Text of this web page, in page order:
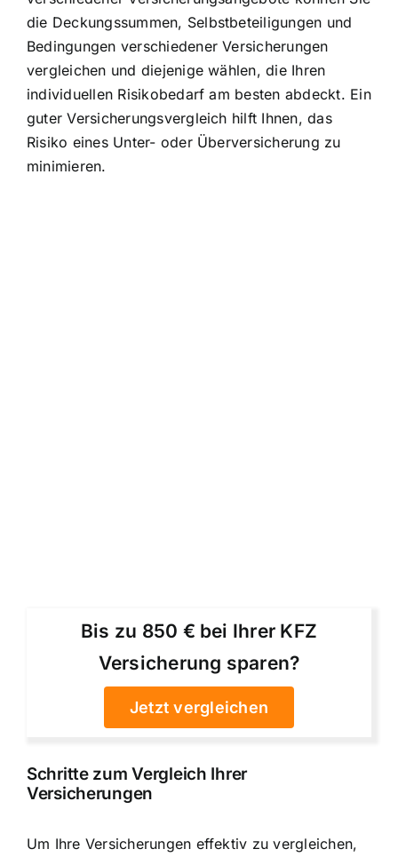
die Deckungssummen, Selbstbeteiligungen und
Bedingungen verschiedener Versicherungen
vergleichen und diejenige wählen, die Ihren
individuellen Risikobedarf am besten abdeckt. Ein
guter Versicherungsvergleich hilft Ihnen, das
Risiko eines Unter- oder Überversicherung zu
minimieren.
Bis zu 850 € bei Ihrer KFZ
Versicherung sparen?
Jetzt vergleichen
Schritte zum Vergleich Ihrer
Versicherungen
Um Ihre Versicherungen effektiv zu vergleichen,